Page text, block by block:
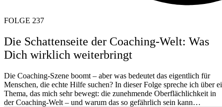
FOLGE 237
Die Schattenseite der Coaching-Welt: Was
Dich wirklich weiterbringt
Die Coaching-Szene boomt – aber was bedeutet das eigentlich für
Menschen, die echte Hilfe suchen? In dieser Folge spreche ich über
Thema, das mich sehr bewegt: die zunehmende Oberflächlichkeit in
der Coaching-Welt – und warum das so gefährlich sein kann…